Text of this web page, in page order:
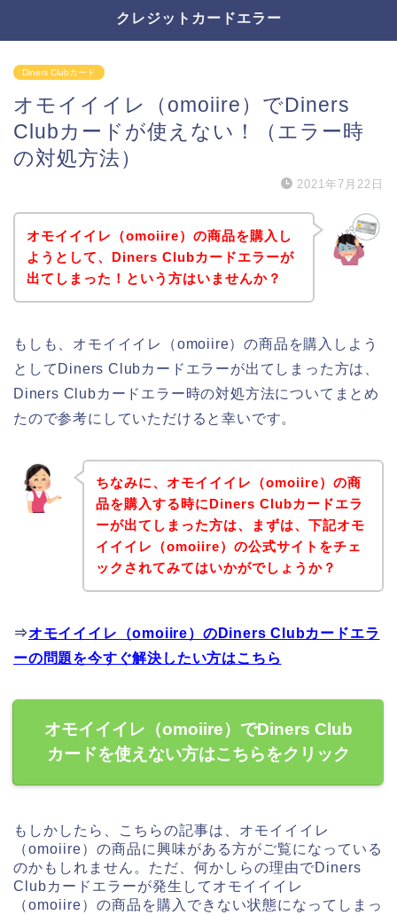
クレジットカードエラー
Diners Clubカード
オモイイイレ（omoiire）でDiners
Clubカードが使えない！（エラー時
の対処方法）
2021年7月22日
オモイイイレ（omoiire）の商品を購入し
ようとして、Diners Clubカードエラーが
出てしまった！という方はいませんか？
もしも、オモイイイレ（omoiire）の商品を購入しよう
としてDiners Clubカードエラーが出てしまった方は、
Diners Clubカードエラー時の対処方法についてまとめ
たので参考にしていただけると幸いです。
ちなみに、オモイイイレ（omoiire）の商
品を購入する時にDiners Clubカードエラ
ーが出てしまった方は、まずは、下記オモ
イイイレ（omoiire）の公式サイトをチェ
ックされてみてはいかがでしょうか？
⇒オモイイイレ（omoiire）のDiners Clubカードエラ
ーの問題を今すぐ解決したい方はこちら
オモイイイレ（omoiire）でDiners Club
カードを使えない方はこちらをクリック
もしかしたら、こちらの記事は、オモイイイレ
（omoiire）の商品に興味がある方がご覧になっている
のかもしれません。ただ、何かしらの理由でDiners
Clubカードエラーが発生してオモイイイレ
（omoiire）の商品を購入できない状態になってしまっ